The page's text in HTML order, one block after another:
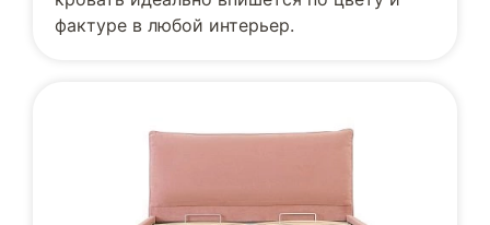
фактуре в любой интерьер.